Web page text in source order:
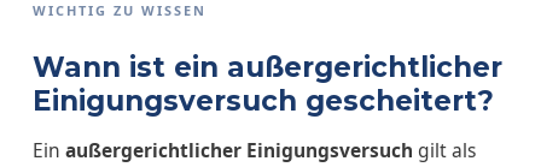
WICHTIG ZU WISSEN
Wann ist ein außergerichtlicher
Einigungsversuch gescheitert?
Ein außergerichtlicher Einigungsversuch gilt als